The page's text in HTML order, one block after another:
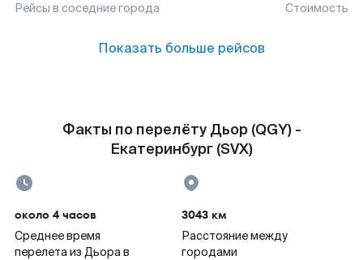
Рейсы в соседние города Стоимость
Показать больше рейсов
Факты по перелёту Дьор (QGY) -
Екатеринбург (SVX)
около 4 часов
Среднее время
перелета из Дьора в
3043 км
Расстояние между
городами